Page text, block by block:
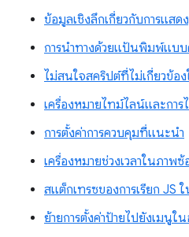
ข้อมูลเชิงลึกเกี่ยวกับการแสด
การนำทางด้วยแป้นพิมพ์แบ
ไม่สนใจสคริปต์ที่ไม่เกี่ยวข้
เครื่องหมายไทม์ไลน์และการ
การตั้งค่าการควบคุมที่แนะนำ
เครื่องหมายช่วงเวลาในภาพ
สแต็กเทรซของการเรียก JS
ย้ายการตั้งค่าป้ายไปยังเมนูใ